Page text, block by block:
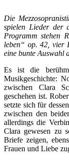
Die
spielen Lieder der
Programm stehen
leben“ op. 42, vier
eine bunte Auswahl
Es ist die
Musikgeschichte:
zwischen Clara
geschehen ist.
setzte sich für
zwischen den
allerdings die
Clara gewesen zu
Briefe zeigen,
Frauen und Liebe